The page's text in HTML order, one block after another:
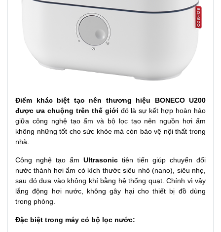
Điểm khác biệt tạo nên thương hiệu BONECO U200
được ưa chuộng trên thế giới đó là sự kết hợp hoàn hảo
giữa công nghệ tạo ẩm và bộ lọc tạo nên nguồn hơi ẩm
không những tốt cho sức khỏe mà còn bảo vệ nội thất trong
nhà.
Công nghệ tạo ẩm Ultrasonic tiên tiến giúp chuyển đổi
nước thành hơi ẩm có kích thước siêu nhỏ (nano), siêu nhẹ,
sau đó đưa vào không khí bằng hệ thống quạt. Chính vì vậy
lắng động hơi nước, không gây hại cho thiết bị đồ dùng
trong phòng.
Đặc biệt trong máy có bộ lọc nước: